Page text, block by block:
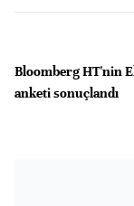
Bloomberg HT'nin
anketi sonuçlandı